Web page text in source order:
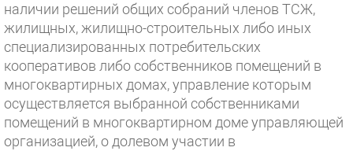
наличии решений общих собраний членов ТСЖ,
жилищных, жилищно-строительных либо иных
специализированных потребительских
кооперативов либо собственников помещений в
многоквартирных домах, управление которым
осуществляется выбранной собственниками
помещений в многоквартирном доме управляющей
организацией, о долевом участии в